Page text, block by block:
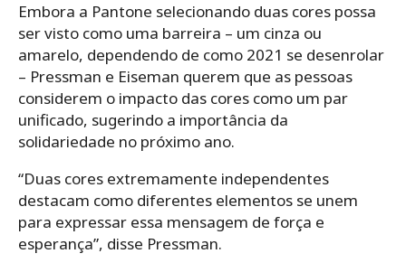
Embora a Pantone selecionando duas cores possa
ser visto como uma barreira – um cinza ou
amarelo, dependendo de como 2021 se desenrolar
– Pressman e Eiseman querem que as pessoas
considerem o impacto das cores como um par
unificado, sugerindo a importância da
solidariedade no próximo ano.
“Duas cores extremamente independentes
destacam como diferentes elementos se unem
para expressar essa mensagem de força e
esperança”, disse Pressman.